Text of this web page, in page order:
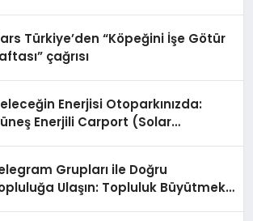
Türkiye’den “Köpeğini İşe Götür
çağrısı
Enerjisi Otoparkınızda:
Enerjili Carport (Solar
Grupları ile Doğru
Ulaşın: Topluluk Büyütmek